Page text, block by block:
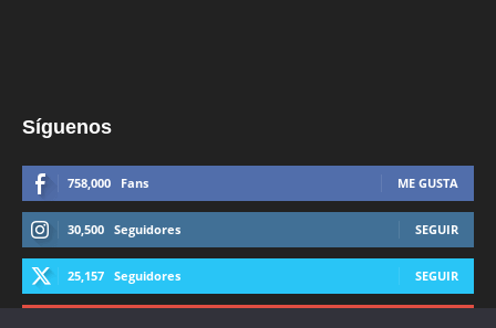
Síguenos
758,000 Fans ME GUSTA
30,500 Seguidores SEGUIR
25,157 Seguidores SEGUIR